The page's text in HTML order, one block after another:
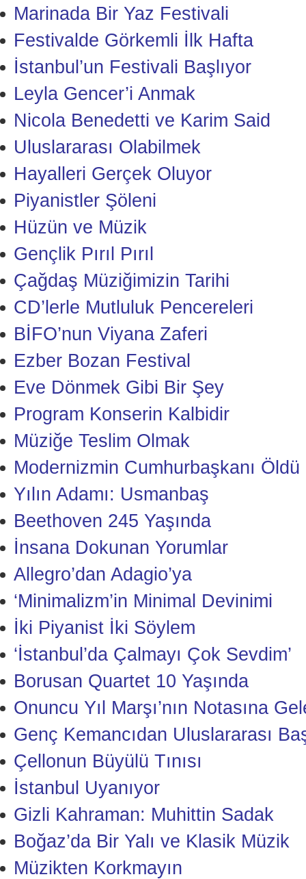
Marinada Bir Yaz Festivali
Festivalde Görkemli İlk Hafta
İstanbul’un Festivali Başlıyor
Leyla Gencer’i Anmak
Nicola Benedetti ve Karim Said
Uluslararası Olabilmek
Hayalleri Gerçek Oluyor
Piyanistler Şöleni
Hüzün ve Müzik
Gençlik Pırıl Pırıl
Çağdaş Müziğimizin Tarihi
CD’lerle Mutluluk Pencereleri
BİFO’nun Viyana Zaferi
Ezber Bozan Festival
Eve Dönmek Gibi Bir Şey
Program Konserin Kalbidir
Müziğe Teslim Olmak
Modernizmin Cumhurbaşkanı Öldü
Yılın Adamı: Usmanbaş
Beethoven 245 Yaşında
İnsana Dokunan Yorumlar
Allegro’dan Adagio’ya
‘Minimalizm’in Minimal Devinimi
İki Piyanist İki Söylem
‘İstanbul’da Çalmayı Çok Sevdim’
Borusan Quartet 10 Yaşında
Onuncu Yıl Marşı’nın Notasına
Genç Kemancıdan Uluslararası
Çellonun Büyülü Tınısı
İstanbul Uyanıyor
Gizli Kahraman: Muhittin Sadak
Boğaz’da Bir Yalı ve Klasik Müzik
Müzikten Korkmayın